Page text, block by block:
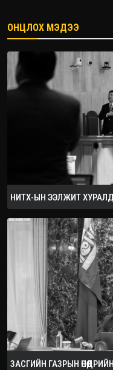
2026.08.08
ОНЦЛОХ МЭДЭЭ
НИТХ-ЫН ЭЭЛЖИТ
ЗАСГИЙН ГАЗРЫН